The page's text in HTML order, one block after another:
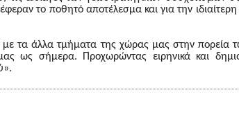
το ποθητό αποτέλεσμα και για την
τα άλλα τμήματα της χώρας μας στην πορεία
ως σήμερα. Προχωρώντας ειρηνικά και